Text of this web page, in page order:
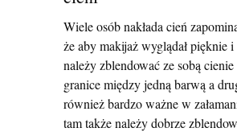
Wiele osób nakłada cień
że aby makijaż wyglądał pięknie
należy zblendować ze sobą
granice między jedną barwą a
również bardzo ważne w
tam także należy dobrze